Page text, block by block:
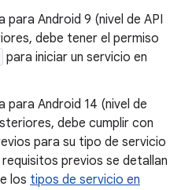
para Android 9 (nivel de API
debe tener el permiso
para iniciar un servicio en
para Android 14 (nivel de
debe cumplir con
para su tipo de servicio
previos se detallan
los tipos de servicio en